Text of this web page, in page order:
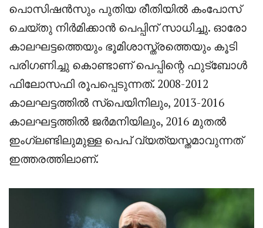
പൊസിഷൻസും പുതിയ രീതിയിൽ കംപോസ്
ചെയ്തു നിർമിക്കാൻ പെപ്പിന് സാധിച്ചു. ഓരോ
കാലഘട്ടത്തെയും ഭൂമിശാസ്ത്രത്തെയും കൂടി
പരിഗണിച്ചു കൊണ്ടാണ് പെപ്പിന്റെ ഫുട്‌ബോൾ
ഫിലോസഫി രൂപപ്പെടുന്നത്. 2008-2012
കാലഘട്ടത്തിൽ സ്പെയിനിലും, 2013-2016
കാലഘട്ടത്തിൽ ജർമനിയിലും, 2016 മുതൽ
ഇംഗ്ലണ്ടിലുമുള്ള പെപ് വ്യത്യസ്തമാവുന്നത്
ഇത്തരത്തിലാണ്.